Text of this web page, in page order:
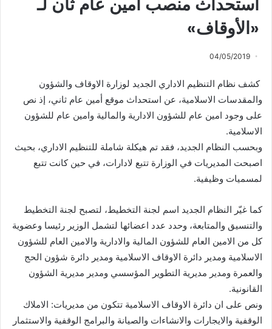
استحداث منصب أمين عام ثان لـ
«الأوقاف»
04/05/2019
كشف نظام التنظيم الاداري الجديد لوزارة الاوقاف والشؤون
والمقدسات الاسلامية، عن استحداث موقع أمين عام ثاني، إذ نص
على وجود امين عام للشؤون الادارية والمالية وامين عام للشؤون
الاسلامية.
وبحسب النظام الجديد، فقد تم هيكلة شاملة للتنظيم الاداري، بحيث
اصبحت المديريات في الوزارة تتبع لادارات، في حين كانت تتبع
لمسميات وظيفية.
كما غيّر النظام الجديد اسم لجنة التخطيط، لتصبح لجنة التخطيط
والتنسيق والمتابعة، وحدد عدد اعضائها لتشمل الوزير رئيسا وعضوية
كل من الامين العام للشؤون المالية والادارية والامين العام للشؤون
الاسلامية ومدير دائرة الاوقاف الاسلامية ومدير دائرة شؤون الحج
والعمرة ومدير مديرية التطوير المؤسسي ومدير مديرية الشؤون
القانونية.
ونص على ان دائرة الاوقاف الاسلامية تتكون من مديريات: الاملاك
الوقفية والايجارات والانشاءات والصيانة والبرامج الوقفية والاستثمار